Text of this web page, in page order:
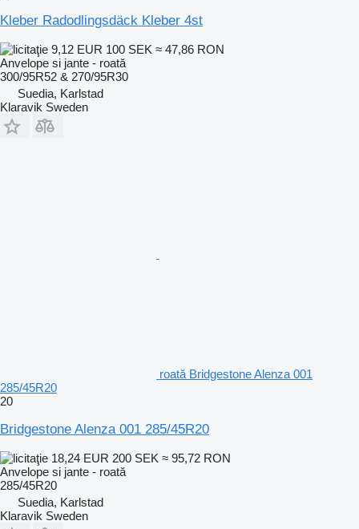
Kleber Radodlingsdäck Kleber 4st
9,12 EUR 100 SEK ≈ 47,86 RON
Anvelope si jante - roată
300/95R52 & 270/95R30
Suedia, Karlstad
Klaravik Sweden
roată Bridgestone Alenza 001
285/45R20
20
Bridgestone Alenza 001 285/45R20
18,24 EUR 200 SEK ≈ 95,72 RON
Anvelope si jante - roată
285/45R20
Suedia, Karlstad
Klaravik Sweden